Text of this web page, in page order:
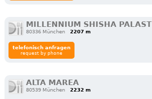
MILLENNIUM SHISHA PALAST
80336 München 2207 m
telefonisch anfragen
request by phone
ALTA MAREA
80539 München 2232 m